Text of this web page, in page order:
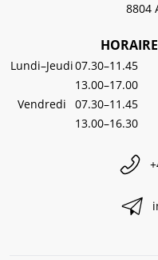
8804
Lundi–Jeudi07.30–11.45
13.00–17.00
Vendredi
07.30–11.45
13.00–16.30